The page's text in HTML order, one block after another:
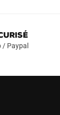
Paypal